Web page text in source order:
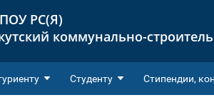
РС(Я)
коммунально-
Студенту Cтипендии,